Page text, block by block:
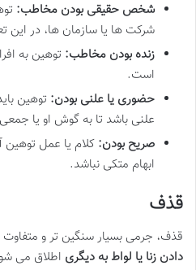
شخص حقیقی بودن مخاطب:
شرکت ها یا سازمان ها، در این
زنده بودن مخاطب: توهین به
است.
حضوری یا علنی بودن: توهین
علنی باشد تا به گوش او یا
صریح بودن: کلام یا عمل توهین
ابهام متکی نباشد.
قذف
قذف، جرمی بسیار سنگین تر و
دادن زنا یا لواط به دیگری اطلاق می